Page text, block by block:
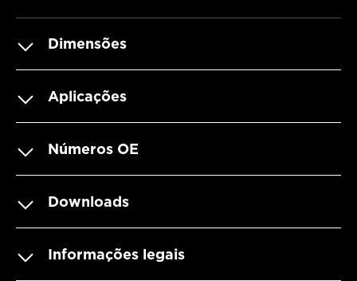
Dimensões
Aplicações
Números OE
Downloads
Informações legais